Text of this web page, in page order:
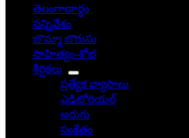
తెలంగాణార్థం
సన్నివేశం
బొమ్మా బొరుసు
సాహిత్యం-శోభ
శీర్షికలు
ప్రత్యేక వ్యాసాలు
ఎడిటోరియల్
అరుగు
సంకేతం